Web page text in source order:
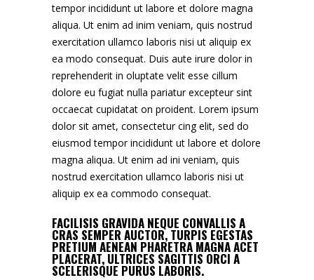
tempor incididunt ut labore et dolore magna
aliqua. Ut enim ad inim veniam, quis nostrud
exercitation ullamco laboris nisi ut aliquip ex
ea modo consequat. Duis aute irure dolor in
reprehenderit in oluptate velit esse cillum
dolore eu fugiat nulla pariatur excepteur sint
occaecat cupidatat on proident. Lorem ipsum
dolor sit amet, consectetur cing elit, sed do
eiusmod tempor incididunt ut labore et dolore
magna aliqua. Ut enim ad ini veniam, quis
nostrud exercitation ullamco laboris nisi ut
aliquip ex ea commodo consequat.
FACILISIS GRAVIDA NEQUE CONVALLIS A
CRAS SEMPER AUCTOR, TURPIS EGESTAS
PRETIUM AENEAN PHARETRA MAGNA ACET
PLACERAT, ULTRICES SAGITTIS ORCI A
SCELERISQUE PURUS LABORIS.